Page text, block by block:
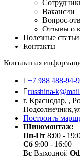
Вакансии
Вопрос-
Отзывы о
Полезные статьи
Контакты
Контактная
+7 988 488-94-
russhina-
г. Краснодар, ,
Построить
Шиномонтаж:
Пн-Пт 8:00 -
Сб 9:00 - 16:00
Вс Выходной